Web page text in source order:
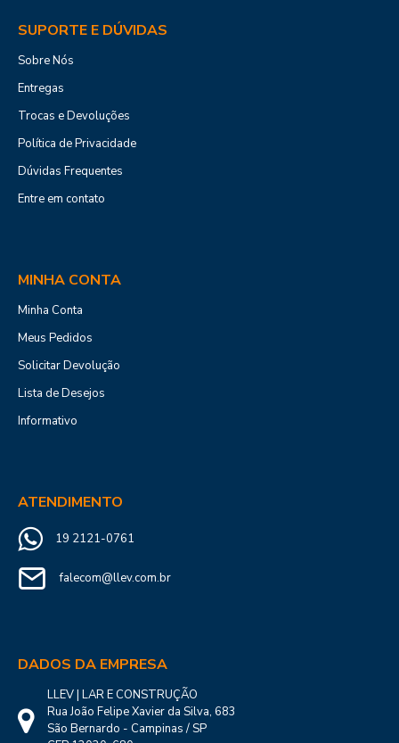
SUPORTE E DÚVIDAS
Sobre Nós
Entregas
Trocas e Devoluções
Política de Privacidade
Dúvidas Frequentes
Entre em contato
MINHA CONTA
Minha Conta
Meus Pedidos
Solicitar Devolução
Lista de Desejos
Informativo
ATENDIMENTO
19 2121-0761
falecom@llev.com.br
DADOS DA EMPRESA
LLEV | LAR E CONSTRUÇÃO
Rua João Felipe Xavier da Silva, 683
São Bernardo - Campinas / SP